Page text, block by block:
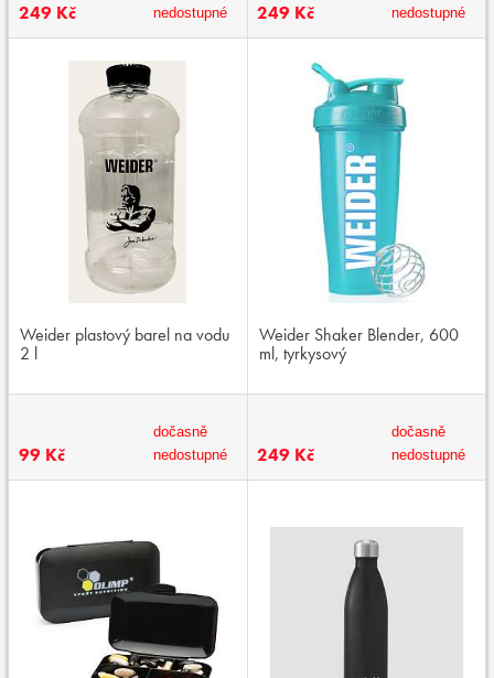
249 Kč
nedostupné
249 Kč
nedostupné
Weider plastový barel na vodu
2 l
99 Kč
dočasně
nedostupné
Weider Shaker Blender, 600
ml, tyrkysový
249 Kč
dočasně
nedostupné